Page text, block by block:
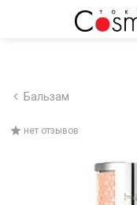
Бальзам
нет отзывов